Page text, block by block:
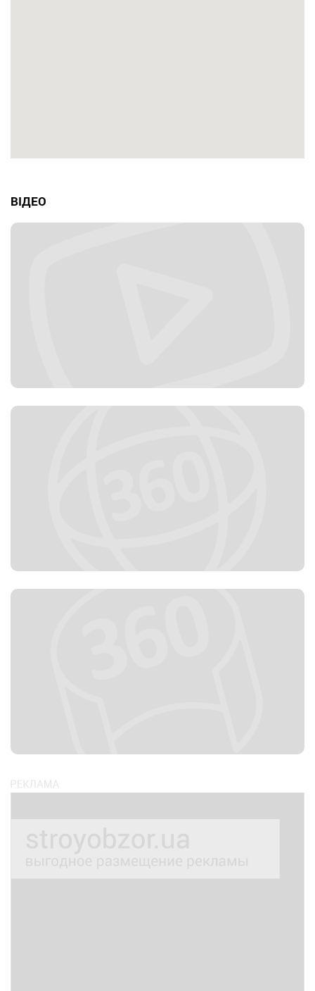
ВІДЕО